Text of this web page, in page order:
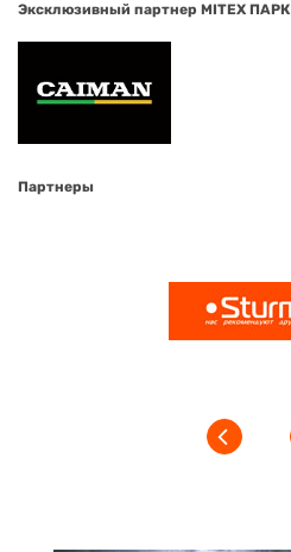
Эксклюзивный партнер MITEX ПАРК
Партнеры